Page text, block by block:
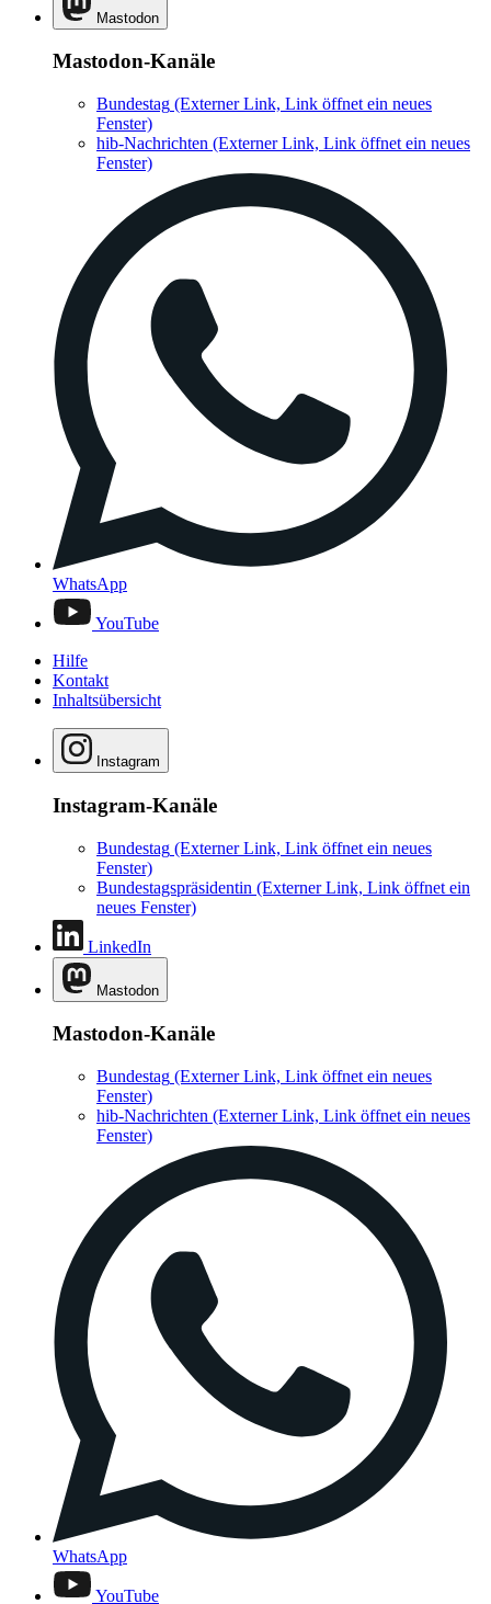
Mastodon
Mastodon-Kanäle
Bundestag (Externer Link, Link öffnet ein neues
Fenster)
hib-Nachrichten (Externer Link, Link öffnet ein neues
Fenster)
WhatsApp
YouTube
Hilfe
Kontakt
Inhaltsübersicht
Instagram
Instagram-Kanäle
Bundestag (Externer Link, Link öffnet ein neues
Fenster)
Bundestagspräsidentin (Externer Link, Link öffnet ein
neues Fenster)
LinkedIn
Mastodon
Mastodon-Kanäle
Bundestag (Externer Link, Link öffnet ein neues
Fenster)
hib-Nachrichten (Externer Link, Link öffnet ein neues
Fenster)
WhatsApp
YouTube